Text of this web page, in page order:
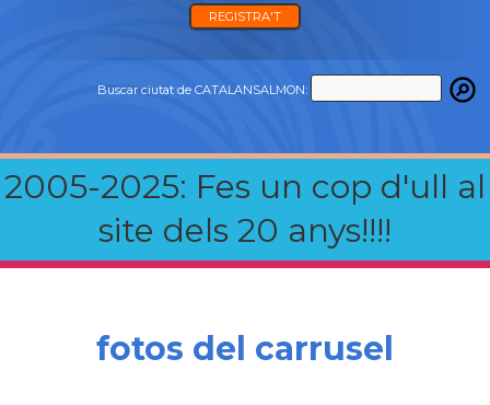
REGISTRA'T
Buscar ciutat de CATALANSALMON:
2005-2025: Fes un cop d'ull al
site dels 20 anys!!!!
fotos del carrusel